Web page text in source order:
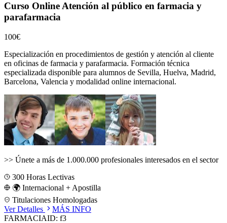
Curso Online Atención al público en farmacia y
parafarmacia
100€
Especialización en procedimientos de gestión y atención al cliente
en oficinas de farmacia y parafarmacia. Formación técnica
especializada disponible para alumnos de Sevilla, Huelva, Madrid,
Barcelona, Valencia y modalidad online internacional.
>> Únete a más de 1.000.000 profesionales interesados en el sector
300 Horas Lectivas
🌍 Internacional + Apostilla
Titulaciones Homologadas
Ver Detalles
MÁS INFO
FARMACIAID: f3